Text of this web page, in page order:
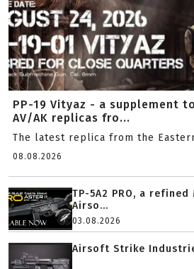
PP-19 Vityaz - a supplement
AV/AK replicas fro...
The latest replica from the
08.08.2026
TP-5A2 PRO, a refined
Airso...
03.08.2026
Airsoft Strike